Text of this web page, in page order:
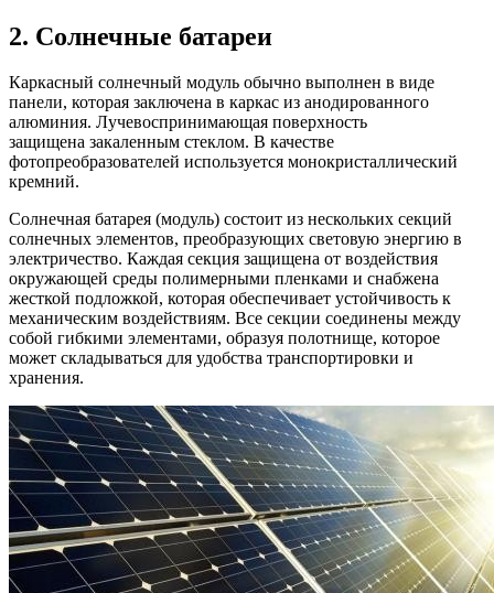
2. Солнечные батареи
Каркасный солнечный модуль обычно выполнен в виде
панели, которая заключена в каркас из анодированного
алюминия. Лучевоспринимающая поверхность
защищена закаленным стеклом. В качестве
фотопреобразователей используется монокристаллический
кремний.
Солнечная батарея (модуль) состоит из нескольких секций
солнечных элементов, преобразующих световую энергию в
электричество. Каждая секция защищена от воздействия
окружающей среды полимерными пленками и снабжена
жесткой подложкой, которая обеспечивает устойчивость к
механическим воздействиям. Все секции соединены между
собой гибкими элементами, образуя полотнище, которое
может складываться для удобства транспортировки и
хранения.